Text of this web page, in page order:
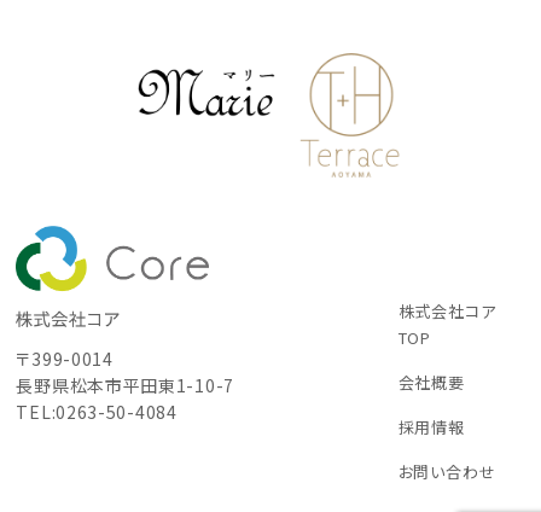
〒399-0014
長野県松本市平田東1-10-7
TEL:0263-50-4084
株式会社コア
TOP
会社概要
採用情報
お問い合わせ